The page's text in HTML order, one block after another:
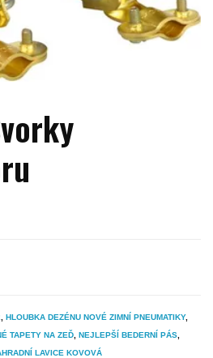
HLOUBKA DEZÉNU NOVÉ ZIMNÍ PNEUMATIKY,
TAPETY NA ZEĎ NEJLEPŠÍ BEDERNÍ PÁS
LAVICE KOVOVÁ